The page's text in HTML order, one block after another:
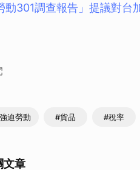
動301調查報告」提議對
迫勞動 #貨品 #稅率
文章